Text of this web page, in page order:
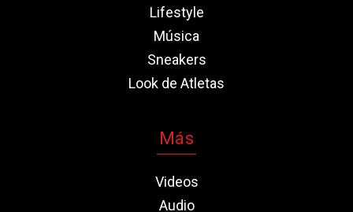
Lifestyle
Música
Sneakers
Look de Atletas
Más
Videos
Audio